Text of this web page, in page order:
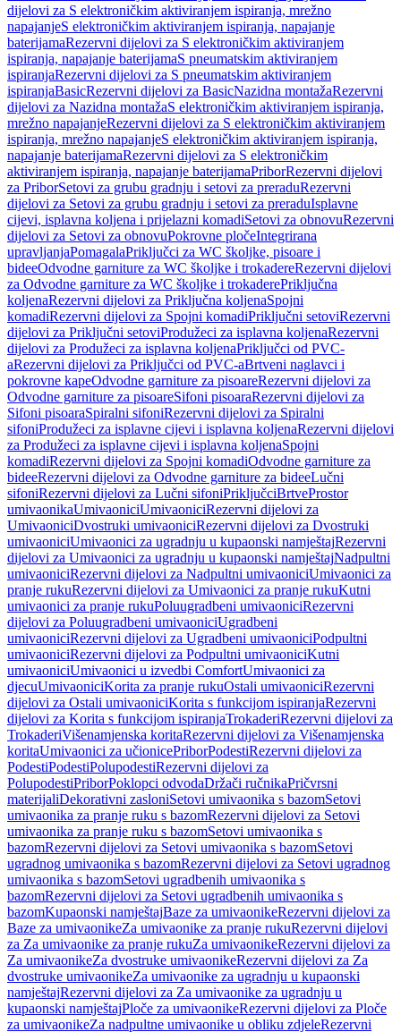
dijelovi za S elektroničkim aktiviranjem ispiranja, mrežno
napajanjeS elektroničkim aktiviranjem ispiranja, napajanje
baterijamaRezervni dijelovi za S elektroničkim aktiviranjem
ispiranja, napajanje baterijamaS pneumatskim aktiviranjem
ispiranjaRezervni dijelovi za S pneumatskim aktiviranjem
ispiranjaBasicRezervni dijelovi za BasicNazidna montažaRezervni
dijelovi za Nazidna montažaS elektroničkim aktiviranjem ispiranja,
mrežno napajanjeRezervni dijelovi za S elektroničkim aktiviranjem
ispiranja, mrežno napajanjeS elektroničkim aktiviranjem ispiranja,
napajanje baterijamaRezervni dijelovi za S elektroničkim
aktiviranjem ispiranja, napajanje baterijamaPriborRezervni dijelovi
za PriborSetovi za grubu gradnju i setovi za preraduRezervni
dijelovi za Setovi za grubu gradnju i setovi za preraduIsplavne
cijevi, isplavna koljena i prijelazni komadiSetovi za obnovuRezervni
dijelovi za Setovi za obnovuPokrovne pločeIntegrirana
upravljanjaPomagalaPriključci za WC školjke, pisoare i
bideeOdvodne garniture za WC školjke i trokadereRezervni dijelovi
za Odvodne garniture za WC školjke i trokaderePriključna
koljenaRezervni dijelovi za Priključna koljenaSpojni
komadiRezervni dijelovi za Spojni komadiPriključni setoviRezervni
dijelovi za Priključni setoviProdužeci za isplavna koljenaRezervni
dijelovi za Produžeci za isplavna koljenaPriključci od PVC-
aRezervni dijelovi za Priključci od PVC-aBrtveni naglavci i
pokrovne kapeOdvodne garniture za pisoareRezervni dijelovi za
Odvodne garniture za pisoareSifoni pisoaraRezervni dijelovi za
Sifoni pisoaraSpiralni sifoniRezervni dijelovi za Spiralni
sifoniProdužeci za isplavne cijevi i isplavna koljenaRezervni dijelovi
za Produžeci za isplavne cijevi i isplavna koljenaSpojni
komadiRezervni dijelovi za Spojni komadiOdvodne garniture za
bideeRezervni dijelovi za Odvodne garniture za bideeLučni
sifoniRezervni dijelovi za Lučni sifoniPriključciBrtveProstor
umivaonikaUmivaoniciUmivaoniciRezervni dijelovi za
UmivaoniciDvostruki umivaoniciRezervni dijelovi za Dvostruki
umivaoniciUmivaonici za ugradnju u kupaonski namještajRezervni
dijelovi za Umivaonici za ugradnju u kupaonski namještajNadpultni
umivaoniciRezervni dijelovi za Nadpultni umivaoniciUmivaonici za
pranje rukuRezervni dijelovi za Umivaonici za pranje rukuKutni
umivaonici za pranje rukuPoluugradbeni umivaoniciRezervni
dijelovi za Poluugradbeni umivaoniciUgradbeni
umivaoniciRezervni dijelovi za Ugradbeni umivaoniciPodpultni
umivaoniciRezervni dijelovi za Podpultni umivaoniciKutni
umivaoniciUmivaonici u izvedbi ComfortUmivaonici za
djecuUmivaoniciKorita za pranje rukuOstali umivaoniciRezervni
dijelovi za Ostali umivaoniciKorita s funkcijom ispiranjaRezervni
dijelovi za Korita s funkcijom ispiranjaTrokaderiRezervni dijelovi za
TrokaderiVišenamjenska koritaRezervni dijelovi za Višenamjenska
koritaUmivaonici za učionicePriborPodestiRezervni dijelovi za
PodestiPodestiPolupodestiRezervni dijelovi za
PolupodestiPriborPoklopci odvodaDržači ručnikaPričvrsni
materijaliDekorativni zasloniSetovi umivaonika s bazomSetovi
umivaonika za pranje ruku s bazomRezervni dijelovi za Setovi
umivaonika za pranje ruku s bazomSetovi umivaonika s
bazomRezervni dijelovi za Setovi umivaonika s bazomSetovi
ugradnog umivaonika s bazomRezervni dijelovi za Setovi ugradnog
umivaonika s bazomSetovi ugradbenih umivaonika s
bazomRezervni dijelovi za Setovi ugradbenih umivaonika s
bazomKupaonski namještajBaze za umivaonikeRezervni dijelovi za
Baze za umivaonikeZa umivaonike za pranje rukuRezervni dijelovi
za Za umivaonike za pranje rukuZa umivaonikeRezervni dijelovi za
Za umivaonikeZa dvostruke umivaonikeRezervni dijelovi za Za
dvostruke umivaonikeZa umivaonike za ugradnju u kupaonski
namještajRezervni dijelovi za Za umivaonike za ugradnju u
kupaonski namještajPloče za umivaonikeRezervni dijelovi za Ploče
za umivaonikeZa nadpultne umivaonike u obliku zdjeleRezervni